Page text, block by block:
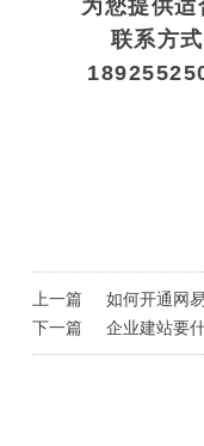
为您提供适
联系方
上一篇
如何开通网
下一篇
企业建站要